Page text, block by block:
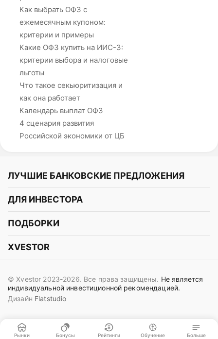
Как выбрать ОФЗ с
ежемесячным купоном:
критерии и примеры
Какие ОФЗ купить на ИИС-3:
критерии выбора и налоговые
льготы
Что такое секьюритизация и
как она работает
Календарь выплат ОФЗ
4 сценария развития
Российской экономики от ЦБ
ЛУЧШИЕ БАНКОВСКИЕ ПРЕДЛОЖЕНИЯ
Альфа-Банк
СБЕР
Газпромбанк
OZON Банк
Совкомбанк
ОТП Банк
ДЛЯ ИНВЕСТОРА
Курс акций
Курс облигаций
Прогнозы на криптовалюты
Идеи инвест аналитиков
Сигналы трейдеров
ПОДБОРКИ
Подборки акций
Подборки облигаций
XVESTOR
Вконтакте
Поддержка в Telegram
Контакты
Пользовательское соглашение
© Xvestor 2023-2026. Все права защищены. Не является
индивидуальной инвестиционной рекомендацией.
Дизайн Flatstudio
Рынки Бонусы Рейтинги Обучение Больше